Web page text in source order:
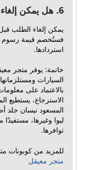
6. هل يمكن إلغاء الطلب؟
يمكن إلغاء الطلب
فستُخصم قيمة رسوم
استردادها.
خاتمة: يوفر متجر
السيارات
بالاعتماد على
الاسترجاع، يستطيع
المسعود نيسان جلد
ليوا وغيرها،
توافرها.
للمزيد من كوبونات
متجر معيقل